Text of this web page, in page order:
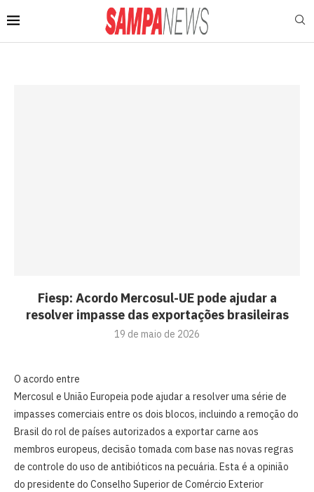
Fiesp: Acordo Mercosul-UE pode ajudar a
resolver impasse das exportações brasileiras
19 de maio de 2026
O acordo entre
Mercosul e União Europeia pode ajudar a resolver uma série de
impasses comerciais entre os dois blocos, incluindo a remoção do
Brasil do rol de países autorizados a exportar carne aos
membros europeus, decisão tomada com base nas novas regras
de controle do uso de antibióticos na pecuária. Esta é a opinião
do presidente do Conselho Superior de Comércio Exterior